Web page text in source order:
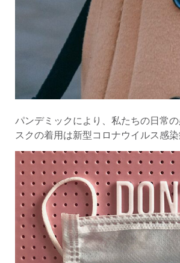
パンデミックにより、私たちの日常
スクの着用は新型コロナウイルス感